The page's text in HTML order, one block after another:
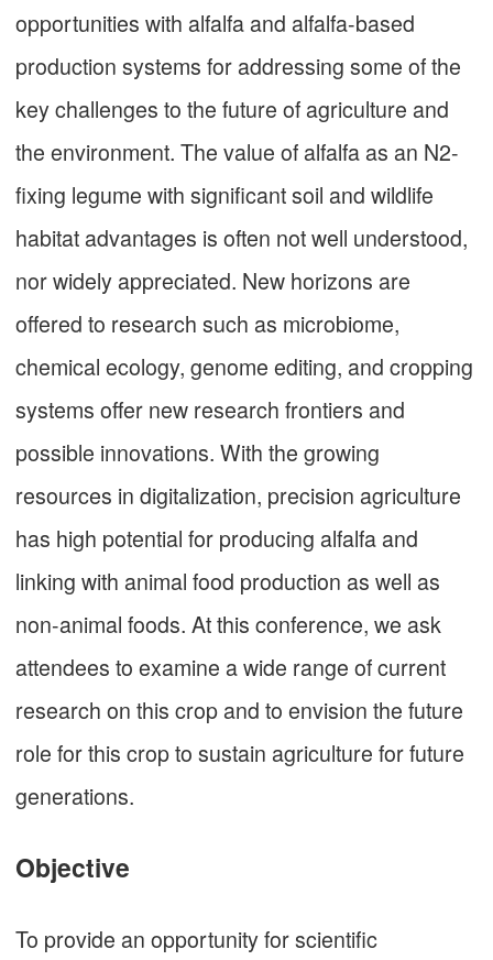
opportunities with alfalfa and alfalfa-based
production systems for addressing some of the
key challenges to the future of agriculture and
the environment. The value of alfalfa as an N2-
fixing legume with significant soil and wildlife
habitat advantages is often not well understood,
nor widely appreciated. New horizons are
offered to research such as microbiome,
chemical ecology, genome editing, and cropping
systems offer new research frontiers and
possible innovations. With the growing
resources in digitalization, precision agriculture
has high potential for producing alfalfa and
linking with animal food production as well as
non-animal foods. At this conference, we ask
attendees to examine a wide range of current
research on this crop and to envision the future
role for this crop to sustain agriculture for future
generations.
Objective
To provide an opportunity for scientific